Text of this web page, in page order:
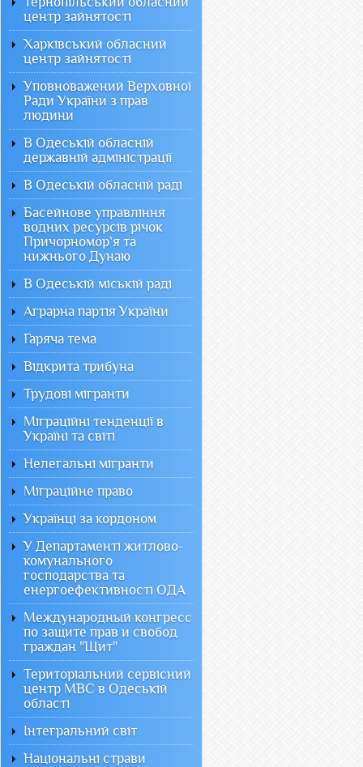
центр зайнятості
Харківський обласний
центр зайнятості
Уповноважений Верховної
Ради України з прав
людини
В Одеській обласній
державній адміністрації
В Одеській обласній раді
Басейнове управління
водних ресурсів річок
Причорномор`я та
нижнього Дунаю
В Одеській міській раді
Аграрна партія України
Гаряча тема
Відкрита трибуна
Трудові мігранти
Міграційні тенденції в
Україні та світі
Нелегальні мігранти
Міграційне право
Українці за кордоном
У Департаменті житлово-
комунального
господарства та
енергоефективності ОДА
Международный конгресс
по защите прав и свобод
граждан "Щит"
Територіальний сервісний
центр МВС в Одеській
області
Інтегральний світ
Національні страви